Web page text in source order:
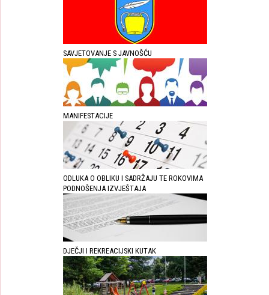
SAVJETOVANJE S JAVNOŠĆU
MANIFESTACIJE
ODLUKA O OBLIKU I SADRŽAJU TE ROKOVIMA
PODNOŠENJA IZVJEŠTAJA
DJEČJI I REKREACIJSKI KUTAK